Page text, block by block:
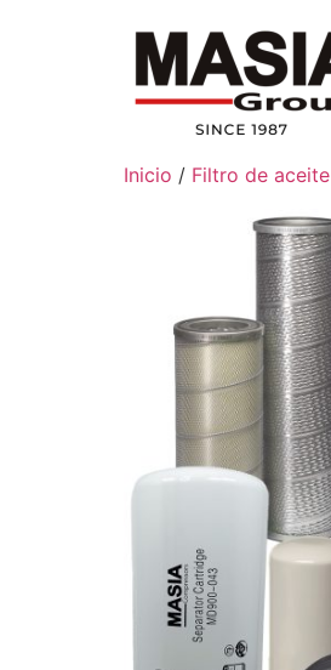
Inicio / Filtro de aceite